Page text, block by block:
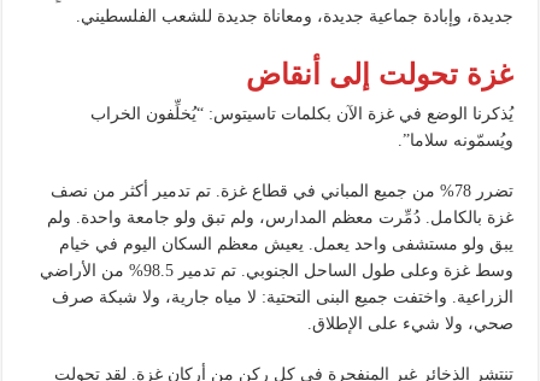
جديدة، وإبادة جماعية جديدة، ومعاناة جديدة للشعب الفلسطيني.
غزة تحولت إلى أنقاض
يُذكرنا الوضع في غزة الآن بكلمات تاسيتوس: “يُخلِّفون الخراب
ويُسمّونه سلاما”.
تضرر 78% من جميع المباني في قطاع غزة. تم تدمير أكثر من نصف
غزة بالكامل. دُمِّرت معظم المدارس، ولم تبق ولو جامعة واحدة. ولم
يبق ولو مستشفى واحد يعمل. يعيش معظم السكان اليوم في خيام
وسط غزة وعلى طول الساحل الجنوبي. تم تدمير 98.5% من الأراضي
الزراعية. واختفت جميع البنى التحتية: لا مياه جارية، ولا شبكة صرف
صحي، ولا شيء على الإطلاق.
تنتشر الذخائر غير المنفجرة في كل ركن من أركان غزة. لقد تحولت